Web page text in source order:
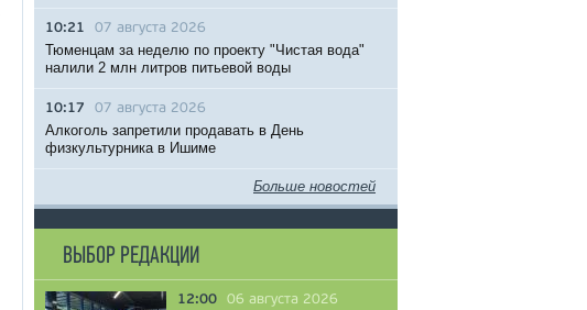
10:21 07 августа 2026
Тюменцам за неделю по проекту "Чистая вода"
налили 2 млн литров питьевой воды
10:17 07 августа 2026
Алкоголь запретили продавать в День
физкультурника в Ишиме
Больше новостей
ВЫБОР РЕДАКЦИИ
12:00 06 августа 2026